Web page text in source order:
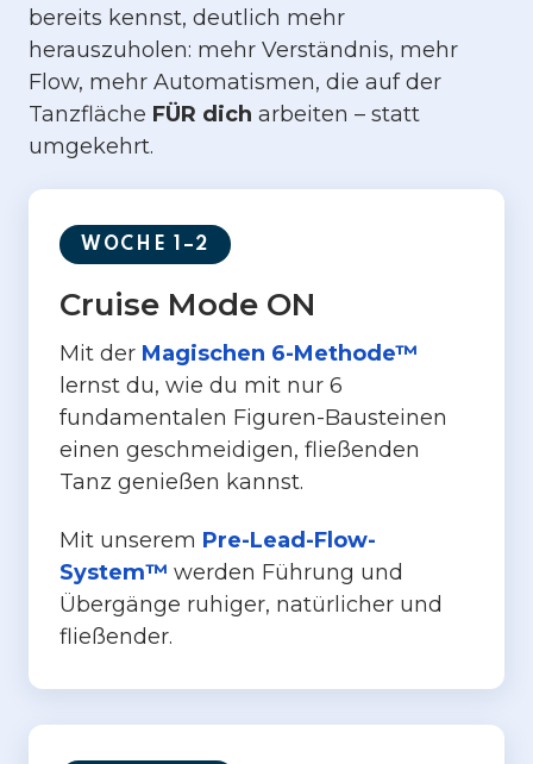
bereits kennst, deutlich mehr
herauszuholen: mehr Verständnis, mehr
Flow, mehr Automatismen, die auf der
Tanzfläche FÜR dich arbeiten – statt
umgekehrt.
WOCHE 1–2
Cruise Mode ON
Mit der Magischen 6-Methode™
lernst du, wie du mit nur 6
fundamentalen Figuren-Bausteinen
einen geschmeidigen, fließenden
Tanz genießen kannst.
Mit unserem Pre-Lead-Flow-
System™ werden Führung und
Übergänge ruhiger, natürlicher und
fließender.